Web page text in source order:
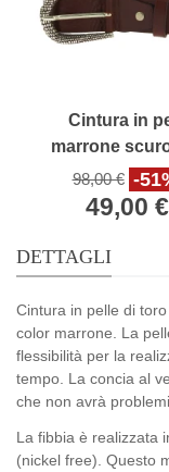
Cintura in
marrone
fibbia
metallo
98,00 € -
49,00 €
DETTAGLI
Cintura in pelle di
color marrone. La
flessibilità per la
tempo. La concia al
che non avrà
La fibbia è realizzata
(nickel free). Questo